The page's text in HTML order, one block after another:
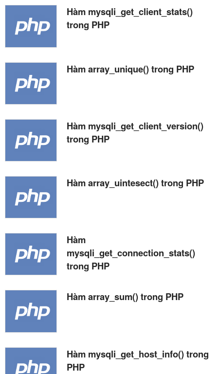
Hàm mysqli_get_client_stats()
trong PHP
Hàm array_unique() trong PHP
Hàm mysqli_get_client_version()
trong PHP
Hàm array_uintesect() trong PHP
Hàm
mysqli_get_connection_stats()
trong PHP
Hàm array_sum() trong PHP
Hàm mysqli_get_host_info() trong
PHP